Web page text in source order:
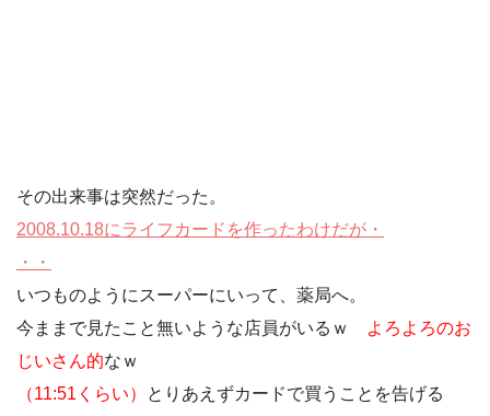
その出来事は突然だった。
2008.10.18にライフカードを作ったわけだが・
・・
いつものようにスーパーにいって、薬局へ。
今ままで見たこと無いような店員がいるｗ
よろよろのお
じいさん的なｗ
（11:51くらい）
とりあえずカードで買うことを告げる